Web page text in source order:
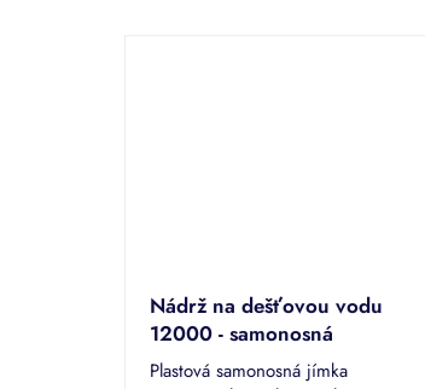
Nádrž na dešťovou vodu
12000 - samonosná
Plastová samonosná jímka